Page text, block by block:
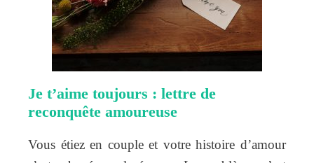
Je t’aime toujours : lettre de
reconquête amoureuse
Vous étiez en couple et votre histoire d’amour